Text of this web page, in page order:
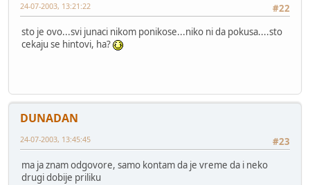
#22
24-07-2003, 13:21:22
sto je ovo...svi junaci nikom ponikose...niko ni da pokusa....sto
cekaju se hintovi, ha?
DUNADAN
#23
24-07-2003, 13:45:45
ma ja znam odgovore, samo kontam da je vreme da i neko
drugi dobije priliku